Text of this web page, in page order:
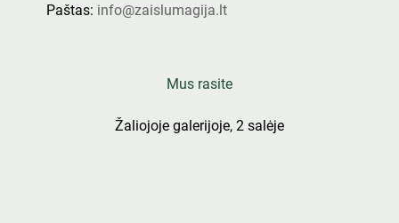
Paštas: info@zaislumagija.lt
Mus rasite
Žaliojoje galerijoje, 2 salėje